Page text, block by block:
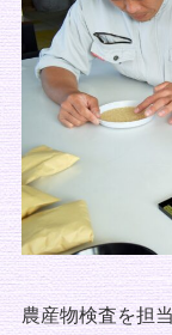
農産物検査を担